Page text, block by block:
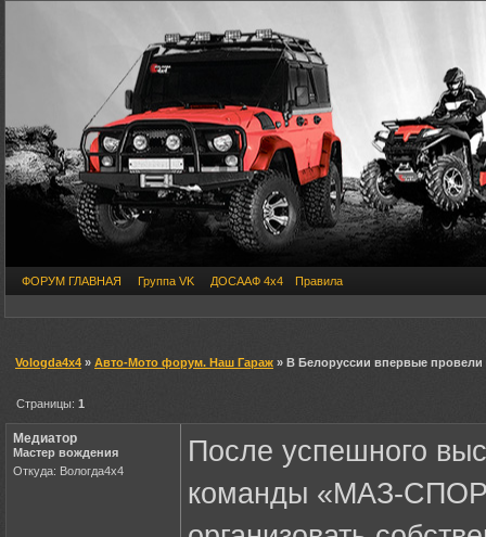
ФОРУМ ГЛАВНАЯ Группа VK ДОСААФ 4х4 Правила
Vologda4x4 » Авто-Мото форум. Наш Гараж » В Белоруссии впервые
Страницы:1
Медиатор
Мастер вождения
Откуда: Вологда4х4
После успешного
команды «МАЗ-